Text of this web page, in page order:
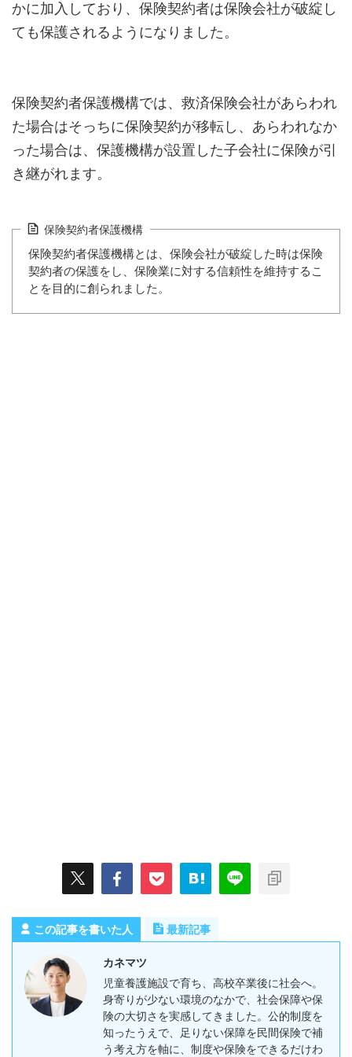
かに加入しており、保険契約者は保険会社が破綻し
ても保護されるようになりました。
保険契約者保護機構では、救済保険会社があらわれ
た場合はそっちに保険契約が移転し、あらわれなか
った場合は、保護機構が設置した子会社に保険が引
き継がれます。
保険契約者保護機構
保険契約者保護機構とは、保険会社が破綻した時は保険
契約者の保護をし、保険業に対する信頼性を維持するこ
とを目的に創られました。
この記事を書いた人 最新記事
カネマツ
児童養護施設で育ち、高校卒業後に社会へ。
身寄りが少ない環境のなかで、社会保障や保
険の大切さを実感してきました。公的制度を
知ったうえで、足りない保障を民間保険で補
う考え方を軸に、制度や保険をできるだけわ